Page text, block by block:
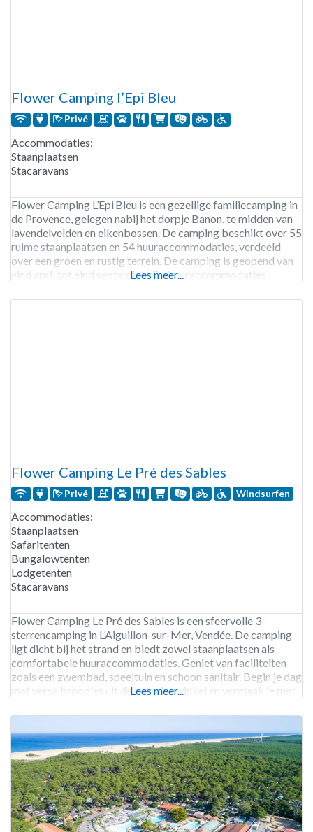
Flower Camping l’Epi Bleu
Privé
Accommodaties:
Staanplaatsen
Stacaravans
Flower Camping L’Epi Bleu is een gezellige familiecamping in
de Provence, gelegen nabij het dorpje Banon, te midden van
lavendelvelden en eikenbossen. De camping beschikt over 55
ruime staanplaatsen en 54 huuraccommodaties, verdeeld
over een groen en rustig terrein. De camping is geopend van
eind april tot eind september. De huuraccommodaties
en canvas bungalows, geschikt
Lees meer...
Flower Camping Le Pré des Sables
Privé Windsurfen
Accommodaties:
Staanplaatsen
Safaritenten
Bungalowtenten
Lodgetenten
Stacaravans
Flower Camping Le Pré des Sables is een sfeervolle 3-
sterrencamping in L’Aiguillon-sur-Mer, Vendée. De camping
ligt dicht bij het strand en biedt zowel staanplaatsen als
comfortabele huuraccommodaties. Geniet van faciliteiten
zoals een zwembad, speeltuin en schoon sanitair. Begin je dag
met verse broodjes uit de campingwinkel en vermaak je met
schoolvakanties zijn er
Lees meer...